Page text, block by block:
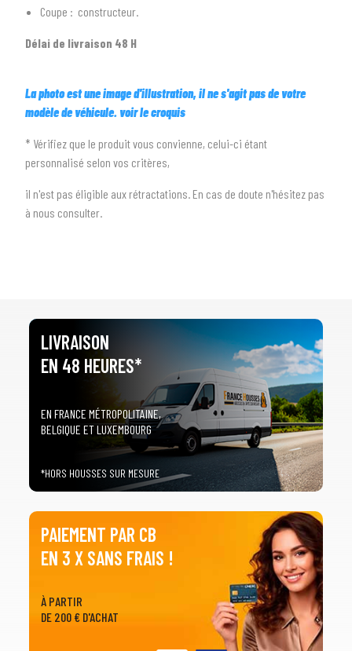
Toutes les marques
PRÉCISEZ LE MODÈLE
Coupe : constructeur.
Délai de livraison 48 H
La photo est une image d'illustration, il ne s'agit pas de votre
modèle de véhicule. voir le croquis
* Vérifiez que le produit vous convienne, celui-ci étant
personnalisé selon vos critères,
il n'est pas éligible aux rétractations. En cas de doute n'hésitez pas
à nous consulter.
LIVRAISON
EN 48 HEURES*
EN FRANCE MÉTROPOLITAINE,
BELGIQUE ET LUXEMBOURG
*HORS HOUSSES SUR MESURE
PAIEMENT PAR CB
EN 3 X SANS FRAIS !
À PARTIR
DE 200 € D'ACHAT